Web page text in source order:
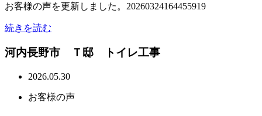
お客様の声を更新しました。20260324164455919
続きを読む
河内長野市 Ｔ邸 トイレ工事
2026.05.30
お客様の声